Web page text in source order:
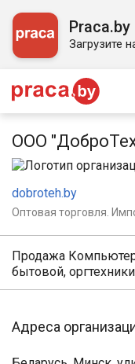
Praca.by
Загрузите
ООО
dobroteh.by
Оптовая торговля.
Продажа
бытовой,
Адреса